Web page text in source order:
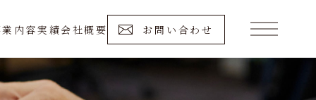
業内容実績会社概要 お問い合わせ